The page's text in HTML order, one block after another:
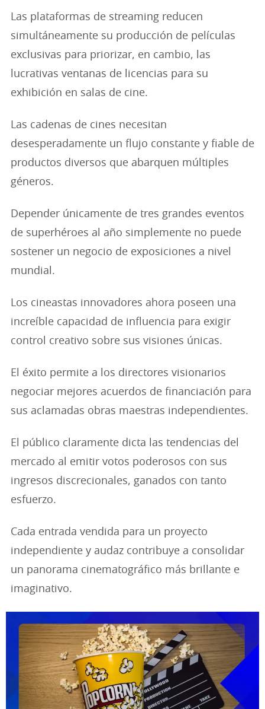
Las plataformas de streaming reducen
simultáneamente su producción de películas
exclusivas para priorizar, en cambio, las
lucrativas ventanas de licencias para su
exhibición en salas de cine.
Las cadenas de cines necesitan
desesperadamente un flujo constante y fiable de
productos diversos que abarquen múltiples
géneros.
Depender únicamente de tres grandes eventos
de superhéroes al año simplemente no puede
sostener un negocio de exposiciones a nivel
mundial.
Los cineastas innovadores ahora poseen una
increíble capacidad de influencia para exigir
control creativo sobre sus visiones únicas.
El éxito permite a los directores visionarios
negociar mejores acuerdos de financiación para
sus aclamadas obras maestras independientes.
El público claramente dicta las tendencias del
mercado al emitir votos poderosos con sus
ingresos discrecionales, ganados con tanto
esfuerzo.
Cada entrada vendida para un proyecto
independiente y audaz contribuye a consolidar
un panorama cinematográfico más brillante e
imaginativo.